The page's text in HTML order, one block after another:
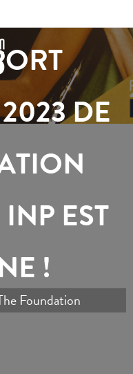
DE
EST
!
Foundation